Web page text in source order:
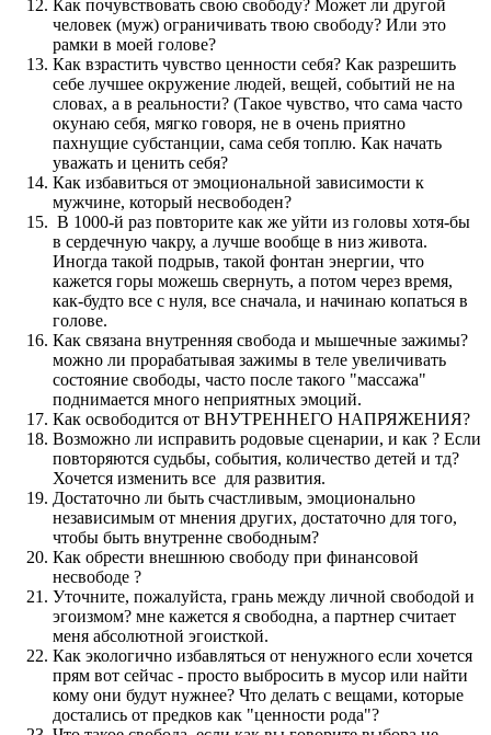
Как почувствовать свою свободу? Может ли другой
человек (муж) ограничивать твою свободу? Или это
рамки в моей голове?
Как взрастить чувство ценности себя? Как разрешить
себе лучшее окружение людей, вещей, событий не на
словах, а в реальности? (Такое чувство, что сама часто
окунаю себя, мягко говоря, не в очень приятно
пахнущие субстанции, сама себя топлю. Как начать
уважать и ценить себя?
Как избавиться от эмоциональной зависимости к
мужчине, который несвободен?
В 1000-й раз повторите как же уйти из головы хотя-бы
в сердечную чакру, а лучше вообще в низ живота.
Иногда такой подрыв, такой фонтан энергии, что
кажется горы можешь свернуть, а потом через время,
как-будто все с нуля, все сначала, и начинаю копаться в
голове.
Как связана внутренняя свобода и мышечные зажимы?
можно ли прорабатывая зажимы в теле увеличивать
состояние свободы, часто после такого "массажа"
поднимается много неприятных эмоций.
Как освободится от ВНУТРЕННЕГО НАПРЯЖЕНИЯ?
Возможно ли исправить родовые сценарии, и как ? Если
повторяются судьбы, события, количество детей и тд?
Хочется изменить все для развития.
Достаточно ли быть счастливым, эмоционально
независимым от мнения других, достаточно для того,
чтобы быть внутренне свободным?
Как обрести внешнюю свободу при финансовой
несвободе ?
Уточните, пожалуйста, грань между личной свободой и
эгоизмом? мне кажется я свободна, а партнер считает
меня абсолютной эгоисткой.
Как экологично избавляться от ненужного если хочется
прям вот сейчас - просто выбросить в мусор или найти
кому они будут нужнее? Что делать с вещами, которые
достались от предков как "ценности рода"?